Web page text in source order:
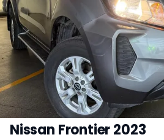
Nissan Frontier 2023